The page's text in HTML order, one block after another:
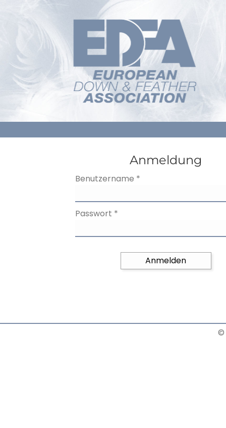
Anmeldung
Benutzername *
Passwort *
Anmelden
©